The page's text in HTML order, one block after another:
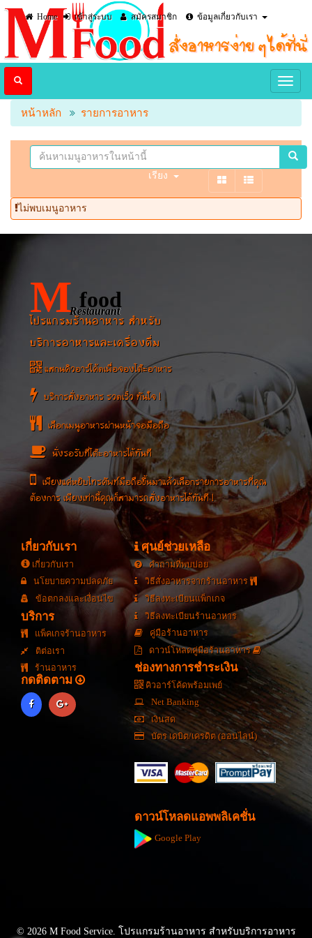
Home เข้าสู่ระบบ สมัครสมาชิก ข้อมูลเกี่ยวกับเรา
หน้าหลัก รายการอาหาร
เรียง
ไม่พบเมนูอาหาร
M food
Restaurant
โปรแกรมร้านอาหาร สำหรับ
บริการอาหารและเครื่องดื่ม
แสกนคิวอาร์โค้ดเพื่อจองโต๊ะอาหาร
บริการสั่งอาหาร รวดเร็ว ทันใจ !
เลือกเมนูอาหารผ่านหน้าจอมือถือ
นั่งรอรับที่โต๊ะอาหารได้ทันที
เพียงแค่หยิบโทรศัพท์มือถือขึ้นมาแล้วเลือกรายการอาหารที่คุณ
ต้องการ เพียงเท่านี้คุณก็สามารถสั่งอาหารได้ทันที !
เกี่ยวกับเรา
เกี่ยวกับเรา
นโยบายความปลดภัย
ข้อตกลงและเงื่อนไข
บริการ
แพ็คเกจร้านอาหาร
ติต่อเรา
ร้านอาหาร
กดติดตาม
ศุนย์ช่วยเหลือ
คำถามที่พบบ่อย
วิธีสั่งอาหารจากร้านอาหาร
วิธีลงทะเบียนแพ็กเกจ
วิธีลงทะเบียนร้านอาหาร
คู่มือร้านอาหาร
ดาวน์โหลดคู่มือร้านอาหาร
ช่องทางการชำระเงิน
คิวอาร์โค้ดพร้อมเพย์
Net Banking
เงินสด
บัตร เดบิต/เครดิต (ออนไลน์)
ดาวน์โหลดแอพพลิเคชั่น
Google Play
© 2026 M Food Service. โปรแกรมร้านอาหาร สำหรับบริการอาหาร